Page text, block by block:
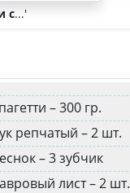
с...'
– 300 гр.
репчатый – 2 шт.
– 3 зубчик
лист – 2 шт.